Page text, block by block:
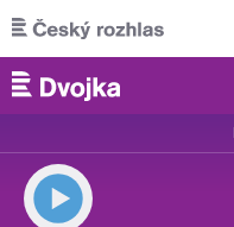
Přejít k hlavnímu obsahu